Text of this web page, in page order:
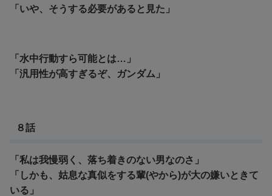
「いや、そうする必要があると見た」
「水中行動すら可能とは…」
「汎用性が高すぎるぞ、ガンダム」
８話
「私は我慢弱く、落ち着きのない男なのさ」
「しかも、姑息な真似をする輩(やから)が大の嫌いときて
いる」